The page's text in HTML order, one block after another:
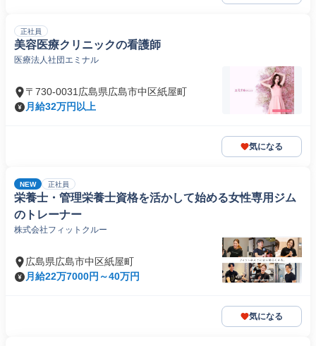
正社員
美容医療クリニックの看護師
医療法人社団エミナル
〒730-0031広島県広島市中区紙屋町
月給32万円以上
気になる
NEW 正社員
栄養士・管理栄養士資格を活かして始める女性専用ジム
のトレーナー
株式会社フィットクルー
広島県広島市中区紙屋町
月給22万7000円～40万円
気になる